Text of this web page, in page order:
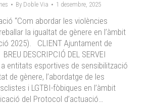
By Doble Via 1 desembre, 2025
“Com abordar les violències
la igualtat de gènere en l’àmbit
2025). CLIENT Ajuntament de
DESCRIPCIÓ DEL SERVEI
entitats esportives de sensibilització
de gènere, l’abordatge de les
i LGTBI-fòbiques en l’àmbit
del Protocol d’actuació…